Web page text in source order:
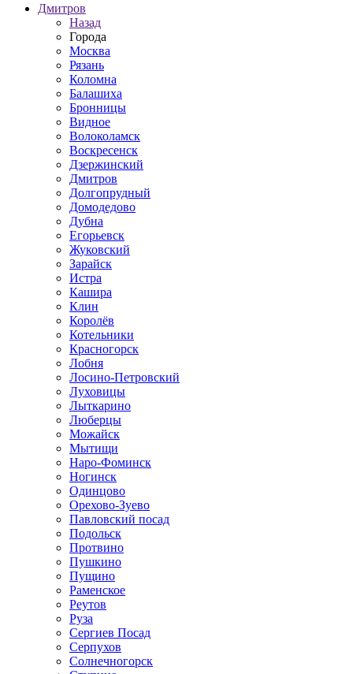
Дмитров
Назад
Города
Москва
Рязань
Коломна
Балашиха
Бронницы
Видное
Волоколамск
Воскресенск
Дзержинский
Дмитров
Долгопрудный
Домодедово
Дубна
Егорьевск
Жуковский
Зарайск
Истра
Кашира
Клин
Королёв
Котельники
Красногорск
Лобня
Лосино-Петровский
Луховицы
Лыткарино
Люберцы
Можайск
Мытищи
Наро-Фоминск
Ногинск
Одинцово
Орехово-Зуево
Павловский посад
Подольск
Протвино
Пушкино
Пущино
Раменское
Реутов
Руза
Сергиев Посад
Серпухов
Солнечногорск